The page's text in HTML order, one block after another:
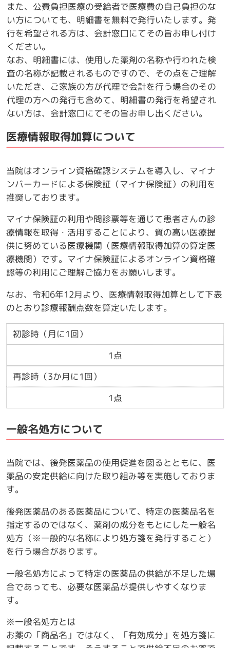
また、公費負担医療の受給者で医療費の自己負担のな
い方についても、明細書を無料で発行いたします。発
行を希望される方は、会計窓口にてその旨お申し付け
ください。
なお、明細書には、使用した薬剤の名称や行われた検
査の名称が記載されるものですので、その点をご理解
いただき、ご家族の方が代理で会計を行う場合のその
代理の方への発行も含めて、明細書の発行を希望され
ない方は、会計窓口にてその旨お申し出ください。
医療情報取得加算について
当院はオンライン資格確認システムを導入し、マイナ
ンバーカードによる保険証（マイナ保険証）の利用を
推奨しております。
マイナ保険証の利用や問診票等を通じて患者さんの診
療情報を取得・活用することにより、質の高い医療提
供に努めている医療機関（医療情報取得加算の算定医
療機関）です。マイナ保険証によるオンライン資格確
認等の利用にご理解ご協力をお願いします。
なお、令和6年12月より、医療情報取得加算として下表
のとおり診療報酬点数を算定いたします。
初診時（月に1回）
1点
再診時（3か月に1回）
1点
一般名処方について
当院では、後発医薬品の使用促進を図るとともに、医
薬品の安定供給に向けた取り組み等を実施しておりま
す。
後発医薬品のある医薬品について、特定の医薬品名を
指定するのではなく、薬剤の成分をもとにした一般名
処方（※一般的な名称により処方箋を発行すること）
を行う場合があります。
一般名処方によって特定の医薬品の供給が不足した場
合であっても、必要な医薬品が提供しやすくなりま
す。
※一般名処方とは
お薬の「商品名」ではなく、「有効成分」を処方箋に